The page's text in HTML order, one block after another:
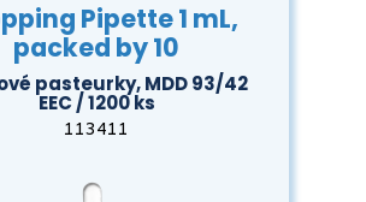
Pipette 1 mL,
packed by 10
pasteurky, MDD 93/42
EEC / 1200 ks
113411